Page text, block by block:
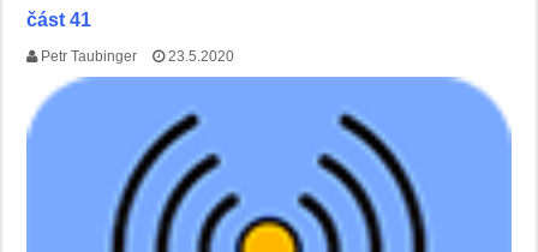
část 41
Petr Taubinger 23.5.2020